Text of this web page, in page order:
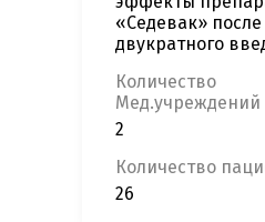
«Седевак» после
двукратного
Количество
Мед.учреждений
2
Количество
26